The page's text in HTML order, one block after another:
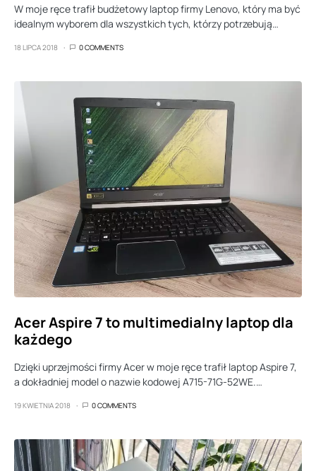
W moje ręce trafił budżetowy laptop firmy Lenovo, który ma być
idealnym wyborem dla wszystkich tych, którzy potrzebują…
18 LIPCA 2018 0 COMMENTS
Acer Aspire 7 to multimedialny laptop dla
każdego
Dzięki uprzejmości firmy Acer w moje ręce trafił laptop Aspire 7,
a dokładniej model o nazwie kodowej A715-71G-52WE.…
19 KWIETNIA 2018 0 COMMENTS